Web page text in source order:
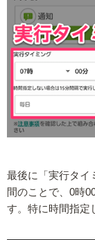
最後に「実行タイ
間のことで、0時
す。特に時間指定